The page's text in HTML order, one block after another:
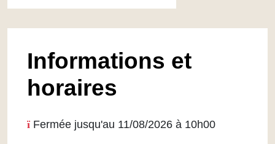
Informations et
horaires
Fermée jusqu'au 11/08/2026 à 10h00